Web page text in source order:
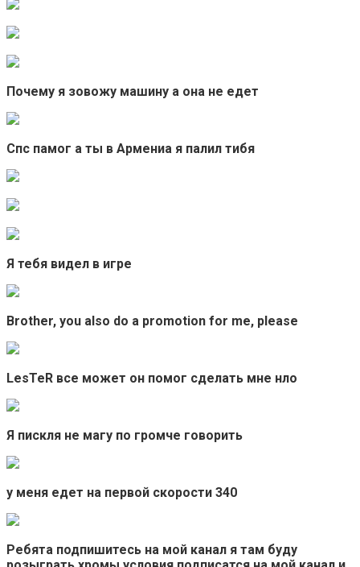
Почему я зовожу машину а она не едет
Спс памог а ты в Армениа я палил тибя
Я тебя видел в игре
Brother, you also do a promotion for me, please
LesTeR все может он помог сделать мне нло
Я пискля не магу по громче говорить
у меня едет на первой скорости 340
Ребята подпишитесь на мой канал я там буду